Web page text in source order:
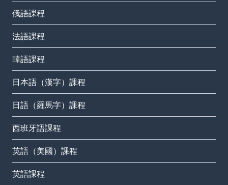
俄語課程
法語課程
韓語課程
日本語（漢字）課程
日語（羅馬字）課程
西班牙語課程
英語（美國）課程
英語課程